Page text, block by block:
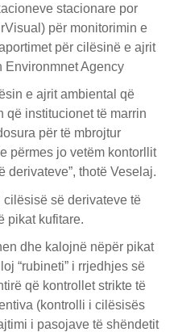
stacionare por
për monitorimin e
për cilësinë e ajrit
Environmnet Agency
e ajrit ambiental që
që institucionet të marrin
për të mbrojtur
përmes jo vetëm kontorllit
derivateve”, thotë Veselaj.
së derivateve të
pikat kufitare.
dhe kalojnë nëpër pikat
“rubineti” i rrjedhjes së
që kontrollet strikte të
(kontrolli i cilësisës
i pasojave të shëndetit